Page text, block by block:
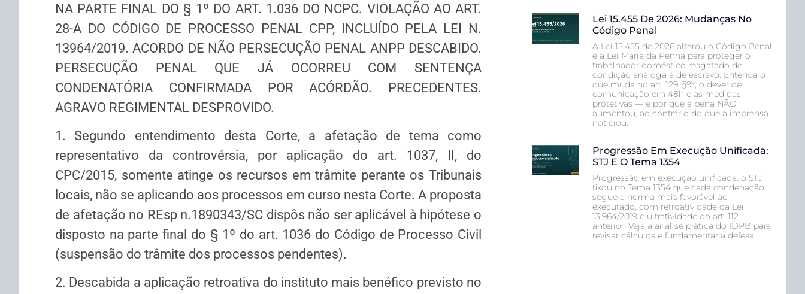
NA PARTE FINAL DO § 1º DO ART. 1.036 DO NCPC. VIOLAÇÃO AO ART.
28-A DO CÓDIGO DE PROCESSO PENAL CPP, INCLUÍDO PELA LEI N.
13964/2019. ACORDO DE NÃO PERSECUÇÃO PENAL ANPP DESCABIDO.
PERSECUÇÃO PENAL QUE JÁ OCORREU COM SENTENÇA
CONDENATÓRIA CONFIRMADA POR ACÓRDÃO. PRECEDENTES.
AGRAVO REGIMENTAL DESPROVIDO.
1. Segundo entendimento desta Corte, a afetação de tema como
representativo da controvérsia, por aplicação do art. 1037, II, do
CPC/2015, somente atinge os recursos em trâmite perante os Tribunais
locais, não se aplicando aos processos em curso nesta Corte. A proposta
de afetação no REsp n.1890343/SC dispôs não ser aplicável à hipótese o
disposto na parte final do § 1º do art. 1036 do Código de Processo Civil
(suspensão do trâmite dos processos pendentes).
2. Descabida a aplicação retroativa do instituto mais benéfico previsto no
Lei 15.455 De 2026: Mudanças No
Código Penal
A Lei 15.455 de 2026 alterou o Código Penal
e a Lei Maria da Penha para proteger o
trabalhador doméstico resgatado de
condição análoga à de escravo. Entenda o
que muda no art. 129, §9º, o dever de
comunicação em 48h e as medidas
protetivas — e por que a pena NÃO
aumentou, ao contrário do que a imprensa
noticiou.
Progressão Em Execução Unificada:
STJ E O Tema 1354
Progressão em execução unificada: o STJ
fixou no Tema 1354 que cada condenação
segue a norma mais favorável ao
executado, com retroatividade da Lei
13.964/2019 e ultratividade do art. 112
anterior. Veja a análise prática do IDPB para
revisar cálculos e fundamentar a defesa.